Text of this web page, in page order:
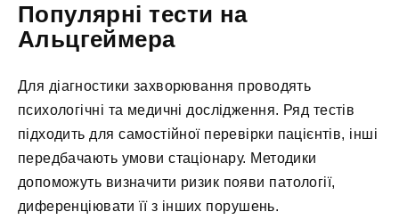
Популярні тести на
Альцгеймера
Для діагностики захворювання проводять
психологічні та медичні дослідження. Ряд тестів
підходить для самостійної перевірки пацієнтів, інші
передбачають умови стаціонару. Методики
допоможуть визначити ризик появи патології,
диференціювати її з інших порушень.